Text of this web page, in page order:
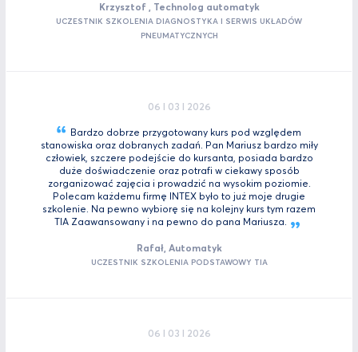
Krzysztof , Technolog automatyk
UCZESTNIK SZKOLENIA DIAGNOSTYKA I SERWIS UKŁADÓW
PNEUMATYCZNYCH
06 I 03 I 2026
Bardzo dobrze przygotowany kurs pod względem
stanowiska oraz dobranych zadań. Pan Mariusz bardzo miły
człowiek, szczere podejście do kursanta, posiada bardzo
duże doświadczenie oraz potrafi w ciekawy sposób
zorganizować zajęcia i prowadzić na wysokim poziomie.
Polecam każdemu firmę INTEX było to już moje drugie
szkolenie. Na pewno wybiorę się na kolejny kurs tym razem
TIA Zaawansowany i na pewno do pana Mariusza.
Rafał, Automatyk
UCZESTNIK SZKOLENIA PODSTAWOWY TIA
06 I 03 I 2026